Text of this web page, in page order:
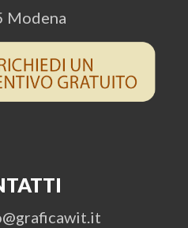
Modena